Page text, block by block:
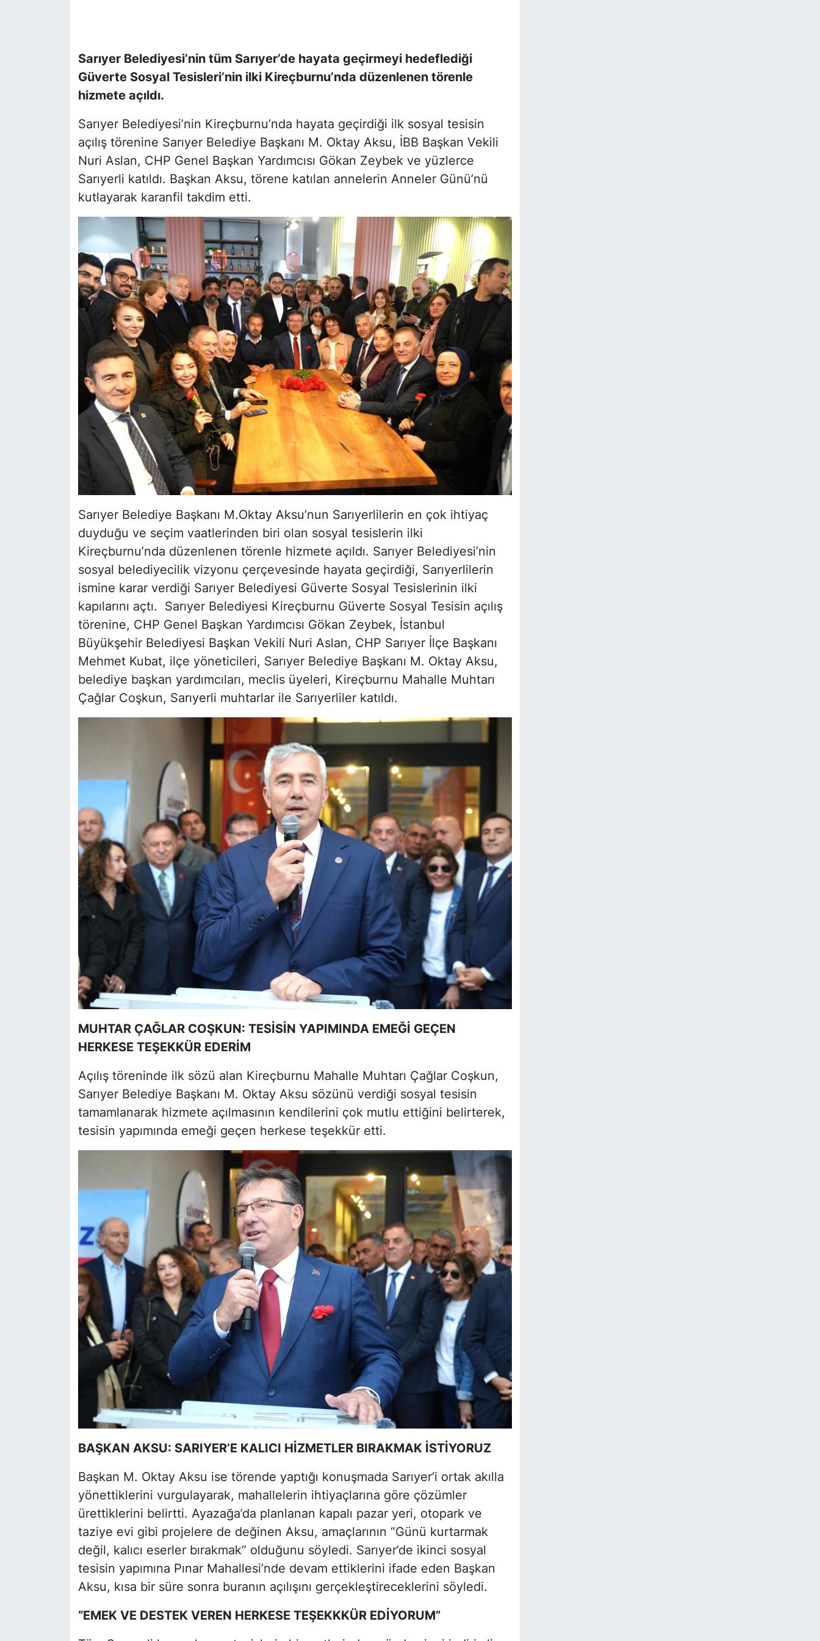
Sarıyer Belediyesi’nin tüm Sarıyer’de hayata geçirmeyi hedeflediği
Güverte Sosyal Tesisleri’nin ilki Kireçburnu’nda düzenlenen törenle
hizmete açıldı.
Sarıyer Belediyesi’nin Kireçburnu’nda hayata geçirdiği ilk sosyal tesisin
açılış törenine Sarıyer Belediye Başkanı M. Oktay Aksu, İBB Başkan Vekili
Nuri Aslan, CHP Genel Başkan Yardımcısı Gökan Zeybek ve yüzlerce
Sarıyerli katıldı. Başkan Aksu, törene katılan annelerin Anneler Günü’nü
kutlayarak karanfil takdim etti.
Sarıyer Belediye Başkanı M.Oktay Aksu’nun Sarıyerlilerin en çok ihtiyaç
duyduğu ve seçim vaatlerinden biri olan sosyal tesislerin ilki
Kireçburnu’nda düzenlenen törenle hizmete açıldı. Sarıyer Belediyesi’nin
sosyal belediyecilik vizyonu çerçevesinde hayata geçirdiği, Sarıyerlilerin
ismine karar verdiği Sarıyer Belediyesi Güverte Sosyal Tesislerinin ilki
kapılarını açtı. Sarıyer Belediyesi Kireçburnu Güverte Sosyal Tesisin açılış
törenine, CHP Genel Başkan Yardımcısı Gökan Zeybek, İstanbul
Büyükşehir Belediyesi Başkan Vekili Nuri Aslan, CHP Sarıyer İlçe Başkanı
Mehmet Kubat, ilçe yöneticileri, Sarıyer Belediye Başkanı M. Oktay Aksu,
belediye başkan yardımcıları, meclis üyeleri, Kireçburnu Mahalle Muhtarı
Çağlar Coşkun, Sarıyerli muhtarlar ile Sarıyerliler katıldı.
MUHTAR ÇAĞLAR COŞKUN: TESİSİN YAPIMINDA EMEĞİ GEÇEN
HERKESE TEŞEKKÜR EDERİM
Açılış töreninde ilk sözü alan Kireçburnu Mahalle Muhtarı Çağlar Coşkun,
Sarıyer Belediye Başkanı M. Oktay Aksu sözünü verdiği sosyal tesisin
tamamlanarak hizmete açılmasının kendilerini çok mutlu ettiğini belirterek,
tesisin yapımında emeği geçen herkese teşekkür etti.
BAŞKAN AKSU: SARIYER’E KALICI HİZMETLER BIRAKMAK İSTİYORUZ
Başkan M. Oktay Aksu ise törende yaptığı konuşmada Sarıyer’i ortak akılla
yönettiklerini vurgulayarak, mahallelerin ihtiyaçlarına göre çözümler
ürettiklerini belirtti. Ayazağa’da planlanan kapalı pazar yeri, otopark ve
taziye evi gibi projelere de değinen Aksu, amaçlarının “Günü kurtarmak
değil, kalıcı eserler bırakmak” olduğunu söyledi. Sarıyer’de ikinci sosyal
tesisin yapımına Pınar Mahallesi’nde devam ettiklerini ifade eden Başkan
Aksu, kısa bir süre sonra buranın açılışını gerçekleştireceklerini söyledi.
“EMEK VE DESTEK VEREN HERKESE TEŞEKKKÜR EDİYORUM”
SON DAKİKA HABERİ
TEKNOLOJİ
TÜRKİYE VE DÜNYA GÜNDEMİ
VİDEO GALERİ